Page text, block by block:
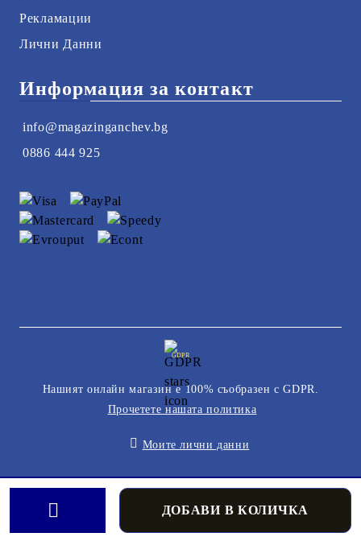
Рекламации
Лични Данни
Информация за контакт
info@magazinganchev.bg
0886 444 925
GDPR
Нашият онлайн магазин е 100% съобразен с GDPR.
Прочетете нашата политика
Моите лични данни